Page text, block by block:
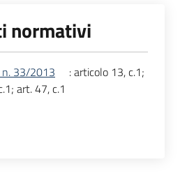
normativi
n. 33/2013
: articolo 13, c.1;
art. 47, c.1